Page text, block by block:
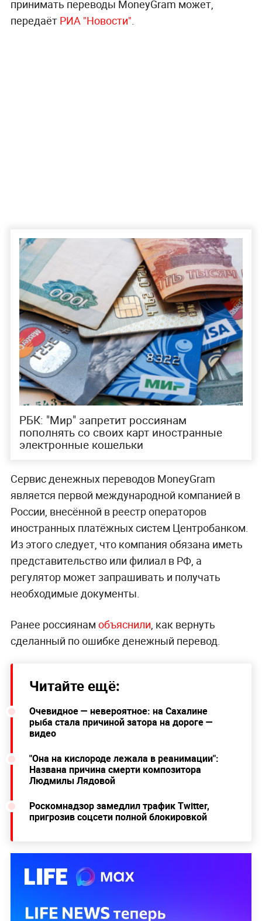
принимать переводы MoneyGram может,
передаёт РИА "Новости".
РБК: "Мир" запретит россиянам
пополнять со своих карт иностранные
электронные кошельки
Сервис денежных переводов MoneyGram
является первой международной компанией в
России, внесённой в реестр операторов
иностранных платёжных систем Центробанком.
Из этого следует, что компания обязана иметь
представительство или филиал в РФ, а
регулятор может запрашивать и получать
необходимые документы.
Ранее россиянам объяснили, как вернуть
сделанный по ошибке денежный перевод.
Читайте ещё:
Очевидное — невероятное: на Сахалине
рыба стала причиной затора на дороге —
видео
"Она на кислороде лежала в реанимации":
Названа причина смерти композитора
Людмилы Лядовой
Роскомнадзор замедлил трафик Twitter,
пригрозив соцсети полной блокировкой